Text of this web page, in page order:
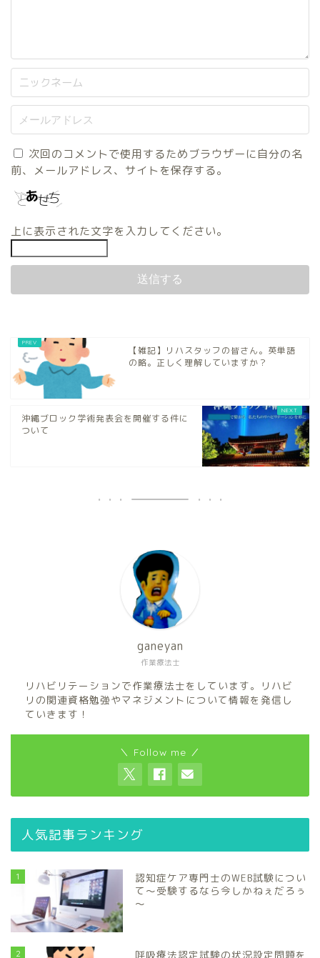
次回のコメントで使用するためブラウザーに自分の名
前、メールアドレス、サイトを保存する。
上に表示された文字を入力してください。
【雑記】リハスタッフの皆さん。英単語
の略。正しく理解していますか？
沖縄ブロック学術発表会を開催する件に
ついて
作業療法士
ganeyan
リハビリテーションで作業療法士をしています。リハビ
リの関連資格勉強やマネジメントについて情報を発信し
ていきます！
＼ Follow me ／
人気記事ランキング
1
認知症ケア専門士のWEB試験につい
て～受験するなら今しかねぇだろぅ
～
2
呼吸療法認定試験の状況設定問題を